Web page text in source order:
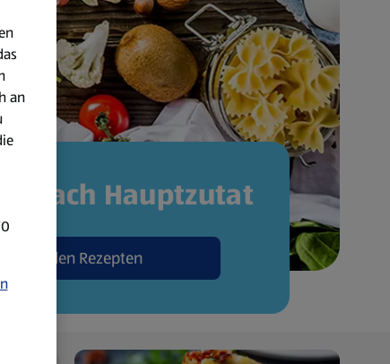
nach Hauptzutat
Zu den Rezepten
an